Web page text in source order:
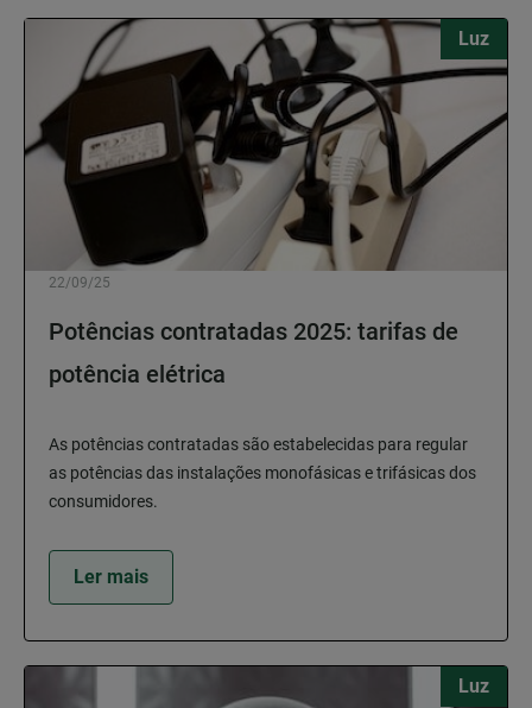
Luz
22/09/25
Potências contratadas 2025: tarifas de
potência elétrica
As potências contratadas são estabelecidas para regular
as potências das instalações monofásicas e trifásicas dos
consumidores.
Ler mais
Luz